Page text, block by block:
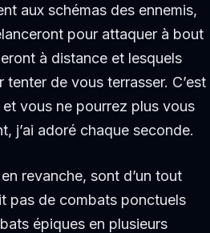
aux schémas des ennemis,
pour attaquer à bout
à distance et lesquels
de vous terrasser. C’est
et vous ne pourrez plus vous
j’ai adoré chaque seconde.
revanche, sont d’un tout
pas de combats ponctuels
épiques en plusieurs